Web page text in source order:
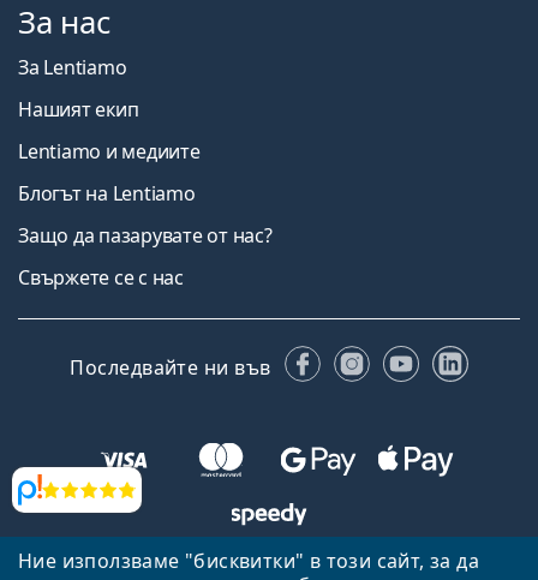
Ние използваме "бисквитки" в този сайт, за да
Прегледи
За нас
За Lentiamo
Нашият екип
Lentiamo и медиите
Блогът на Lentiamo
Защо да пазарувате от нас?
Свържете се с нас
Последвайте ни във FacebookInstagram
YouTube
Назад към началната страница Нагоре